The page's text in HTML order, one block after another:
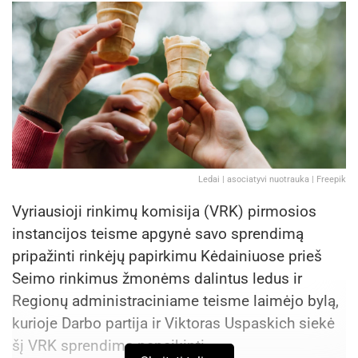
Ledai | asociatyvi nuotrauka | Freepik
Vyriausioji rinkimų komisija (VRK) pirmosios
instancijos teisme apgynė savo sprendimą
pripažinti rinkėjų papirkimu Kėdainiuose prieš
Seimo rinkimus žmonėms dalintus ledus ir
Regionų administraciniame teisme laimėjo bylą,
kurioje Darbo partija ir Viktoras Uspaskich siekė
šį VRK sprendimą panaikinti.